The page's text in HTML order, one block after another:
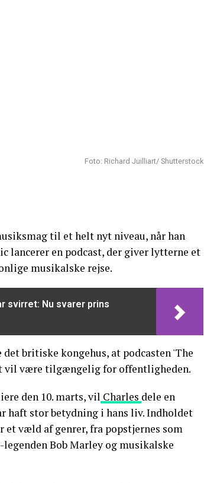
Foto: Richard Juilliart/ Shutterstock
til et helt nyt niveau, når han
lancerer en podcast, der giver lytterne et
musikalske rejse.
svirret: Nu svarer prins
britiske kongehus, at podcasten 'The
vil være tilgængelig for offentligheden.
den 10. marts, vil Charles dele en
haft stor betydning i hans liv. Indholdet
væld af genrer, fra popstjernes som
Bob Marley og musikalske